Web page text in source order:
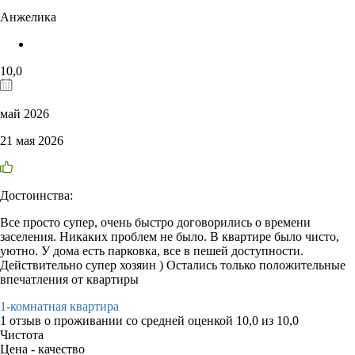
Анжелика
10,0
май 2026
21 мая 2026
Достоинства:
Все просто супер, очень быстро договорились о времени
заселения. Никаких проблем не было. В квартире было чисто,
уютно. У дома есть парковка, все в пешей доступности.
Действительно супер хозяин ) Остались только положительные
впечатления от квартиры
1-комнатная квартира
1 отзыв о проживании со средней оценкой 10,0 из 10,0
Чистота
Цена - качество